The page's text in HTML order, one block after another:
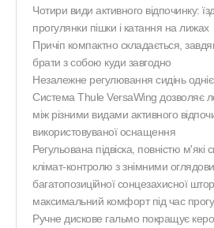
Чотири види активного відпочинку:
прогулянки пішки і катання на лижах
Причіп компактно складається,
брати з собою куди завгодно
Незалежне регулювання сидінь
Система Thule VersaWing дозволяє
між різними видами активного
використовуваної оснащення
Регульована підвіска, повністю м'які
клімат-контролю з знімними
багатопозиційної сонцезахисної
максимальний комфорт під час
Ручне дискове гальмо покращує